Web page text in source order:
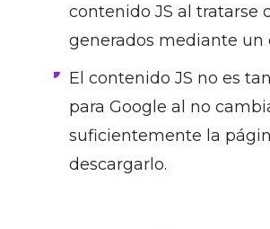
contenido JS al tratarse
generados mediante un
El contenido JS no es
para Google al no
suficientemente la
descargarlo.